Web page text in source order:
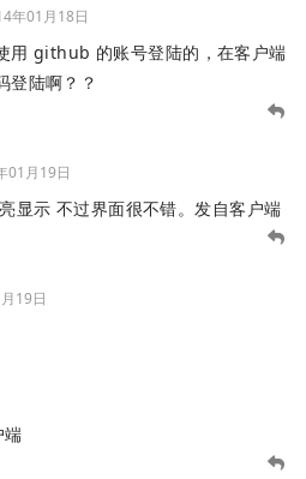
年01月18日
用 github 的账号登陆的，在客户端
登陆啊？？
01月19日
显示 不过界面很不错。发自客户端
19日
端